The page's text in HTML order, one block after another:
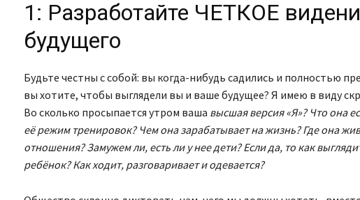
1: Разработайте ЧЕТКОЕ
будущего
Будьте честны с собой: вы когда-нибудь садились и полностью
вы хотите, чтобы выглядели вы и ваше будущее? Я имею в виду
Во сколько просыпается утром ваша высшая версия «Я»? Что она
её режим тренировок? Чем она зарабатывает на жизнь? Где она
отношения? Замужем ли, есть ли у нее дети? Если да, то как
ребёнок? Как ходит, разговаривает и одевается?